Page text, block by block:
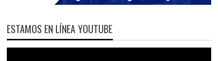
ESTAMOS EN LÍNEA YOUTUBE